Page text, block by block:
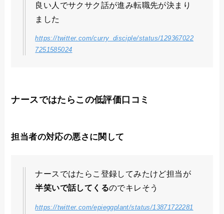
良い人でサクサク話が進み転職先が決まり
ました
https://twitter.com/curry_disciple/status/129367022
7251585024
ナースではたらこの低評価口コミ
担当者の対応の悪さに関して
ナースではたらこ登録してみたけど担当が
半笑いで話してくるのでキレそう
https://twitter.com/epieggplant/status/13871722281